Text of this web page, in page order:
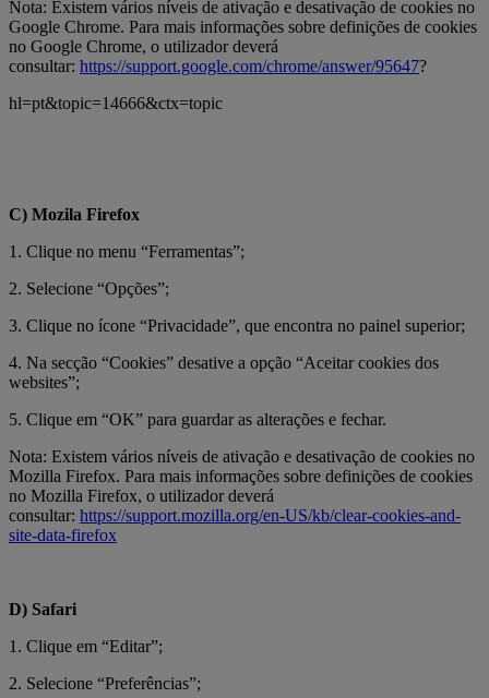
Nota: Existem vários níveis de ativação e desativação de cookies no
Google Chrome. Para mais informações sobre definições de cookies
no Google Chrome, o utilizador deverá
consultar: https://support.google.com/chrome/answer/95647?
hl=pt&topic=14666&ctx=topic
C) Mozila Firefox
1. Clique no menu “Ferramentas”;
2. Selecione “Opções”;
3. Clique no ícone “Privacidade”, que encontra no painel superior;
4. Na secção “Cookies” desative a opção “Aceitar cookies dos
websites”;
5. Clique em “OK” para guardar as alterações e fechar.
Nota: Existem vários níveis de ativação e desativação de cookies no
Mozilla Firefox. Para mais informações sobre definições de cookies
no Mozilla Firefox, o utilizador deverá
consultar: https://support.mozilla.org/en-US/kb/clear-cookies-and-
site-data-firefox
D) Safari
1. Clique em “Editar”;
2. Selecione “Preferências”;